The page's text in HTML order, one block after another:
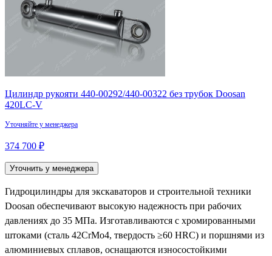
Цилиндр рукояти 440-00292/440-00322 без трубок Doosan
420LC-V
Уточняйте у менеджера
374 700 ₽
Уточнить у менеджера
Гидроцилиндры для экскаваторов и строительной техники
Doosan обеспечивают высокую надежность при рабочих
давлениях до 35 МПа. Изготавливаются с хромированными
штоками (сталь 42CrMo4, твердость ≥60 HRC) и поршнями из
алюминиевых сплавов, оснащаются износостойкими